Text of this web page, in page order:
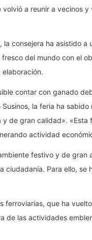
a reunir a vecinos
consejera ha asistido
del mundo con el
contar con ganado
la feria ha
de gran calidad».
actividad
festivo y de
ciudadanía. Para ello,
ferroviarias, que ha
de las actividades